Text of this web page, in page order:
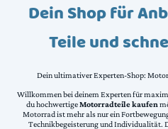
Dein Shop für
Teile und
Dein ultimativer Experten-Shop:
Willkommen bei deinem Experten für
du hochwertigeMotorradteile kaufen
Motorrad ist mehr als nur ein
Technikbegeisterung und Individualität.